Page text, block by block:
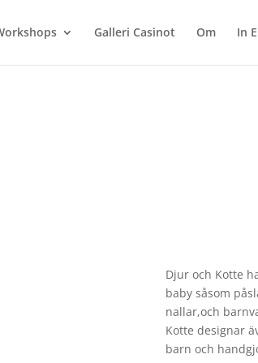
Galleri Casinot Om In
Djur och Kotte
baby såsom
nallar,och
Kotte designar
barn och